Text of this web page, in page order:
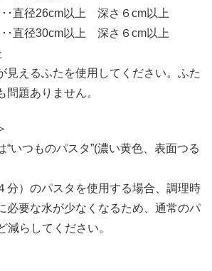
･･直径26cm以上 深さ６cm以上
･･直径30cm以上 深さ６cm以上
見えるふたを使用してください。ふた
問題ありません。
“いつものパスタ”(濃い黄色、表面つる
分）のパスタを使用する場合、調理時
必要な水が少なくなるため、通常のパ
減らしてください。